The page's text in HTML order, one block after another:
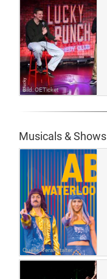
Bild: OETicket
Musicals & Shows
Quelle: Veranstalter